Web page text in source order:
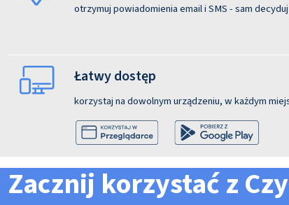
otrzymuj powiadomienia email i SMS - sam
Łatwy dostęp
korzystaj na dowolnym urządzeniu, w każdym
Zacznij korzystać z